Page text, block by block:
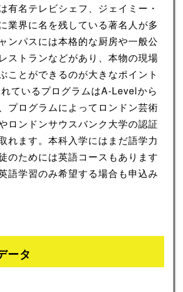
有名テレビシェフ、ジェイミー・
業界に名を残している著名人が多
ンパスには本格的な厨房や一般公
ストランなどがあり、本物の現場
ことができるのが大きなポイント
ているプログラムはA-Levelから
プログラムによってロンドン芸術
ロンドンサウスバンク大学の認証
れます。本科入学にはまだ語学力
のためには英語コースもあります
語学習のみ希望する場合も申込み
ータ